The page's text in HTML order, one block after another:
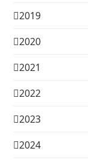
2019
2020
2021
2022
2023
2024